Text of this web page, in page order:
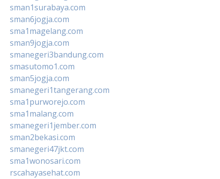
sman1surabaya.com
sman6jogja.com
sma1magelang.com
sman9jogja.com
smanegeri3bandung.com
smasutomo1.com
sman5jogja.com
smanegeri1tangerang.com
sma1purworejo.com
sma1malang.com
smanegeri1jember.com
sman2bekasi.com
smanegeri47jkt.com
sma1wonosari.com
rscahayasehat.com